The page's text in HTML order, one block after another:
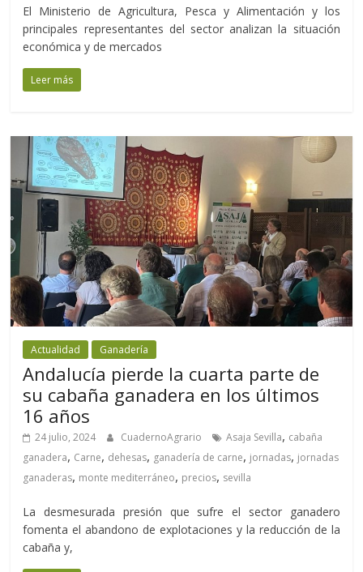
El Ministerio de Agricultura, Pesca y Alimentación y los
principales representantes del sector analizan la situación
económica y de mercados
Leer más
Actualidad Ganadería
Andalucía pierde la cuarta parte de
su cabaña ganadera en los últimos
16 años
24 julio, 2024 CuadernoAgrario Asaja Sevilla, cabaña
ganadera, Carne, dehesas, ganadería de carne, jornadas, jornadas
ganaderas, monte mediterráneo, precios, sevilla
La desmesurada presión que sufre el sector ganadero
fomenta el abandono de explotaciones y la reducción de la
cabaña y,